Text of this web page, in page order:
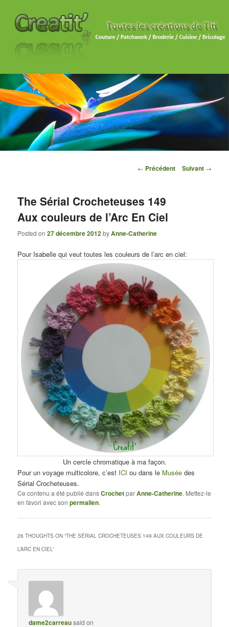
Navigation des articles
← Précédent Suivant →
The Sérial Crocheteuses 149
Aux couleurs de l’Arc En Ciel
Posted on27 décembre 2012byAnne-Catherine
Pour Isabelle qui veut toutes les couleurs de l’arc en ciel:
Un cercle chromatique à ma façon.
Pour un voyage multicolore, c’est ICI ou dans le Musée des
Sérial Crocheteuses.
Ce contenu a été publié dansCrochetparAnne-Catherine. Mettez-le
en favori avec sonpermalien.
26 THOUGHTS ON “THE SÉRIAL CROCHETEUSES 149 AUX COULEURS DE
L’ARC EN CIEL”
dame2carreausaid on